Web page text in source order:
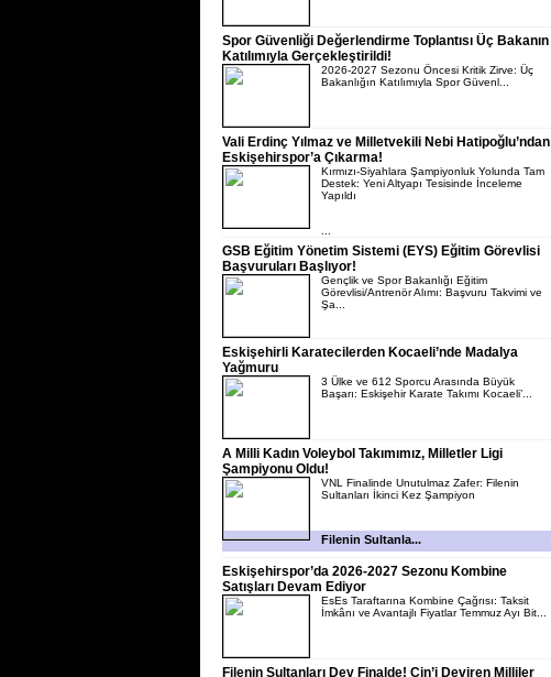
Spor Güvenliği Değerlendirme Toplantısı Üç Bakanın
Katılımıyla Gerçekleştirildi!
2026-2027 Sezonu Öncesi Kritik Zirve: Üç
Bakanlığın Katılımıyla Spor Güvenl...
Vali Erdinç Yılmaz ve Milletvekili Nebi Hatipoğlu’ndan
Eskişehirspor’a Çıkarma!
Kırmızı-Siyahlara Şampiyonluk Yolunda Tam
Destek: Yeni Altyapı Tesisinde İnceleme
Yapıldı
GSB Eğitim Yönetim Sistemi (EYS) Eğitim Görevlisi
Başvuruları Başlıyor!
Gençlik ve Spor Bakanlığı Eğitim
Görevlisi/Antrenör Alımı: Başvuru Takvimi ve
Şa...
Eskişehirli Karatecilerden Kocaeli’nde Madalya
Yağmuru
3 Ülke ve 612 Sporcu Arasında Büyük
Başarı: Eskişehir Karate Takımı Kocaeli’...
A Milli Kadın Voleybol Takımımız, Milletler Ligi
Şampiyonu Oldu!
VNL Finalinde Unutulmaz Zafer: Filenin
Sultanları İkinci Kez Şampiyon
Filenin Sultanla...
Eskişehirspor’da 2026-2027 Sezonu Kombine
Satışları Devam Ediyor
EsEs Taraftarına Kombine Çağrısı: Taksit
İmkânı ve Avantajlı Fiyatlar Temmuz Ayı Bit...
Filenin Sultanları Dev Finalde! Çin’i Deviren Milliler